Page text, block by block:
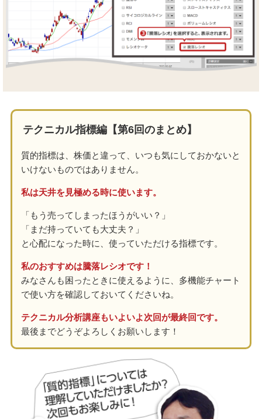
テクニカル指標編【第6回のまとめ】
質的指標は、株価と違って、いつも気にしておかないと
いけないものではありません。
私は天井を見極める時に使います。
「もう売ってしまったほうがいい？」
「まだ持っていても大丈夫？」
と心配になった時に、使っていただける指標です。
私のおすすめは騰落レシオです！
みなさんも困ったときに使えるように、多機能チャート
で使い方を確認しておいてくださいね。
テクニカル分析講座もいよいよ次回が最終回です。
最後までどうぞよろしくお願いします！